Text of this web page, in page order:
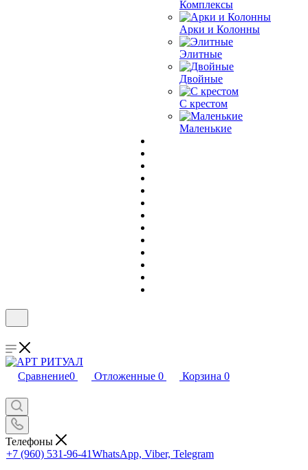
Комплексы
Арки и Колонны
Элитные
Двойные
С крестом
Маленькие
Сравнение0 Отложенные 0 Корзина 0
Телефоны
+7 (960) 531-96-41WhatsApp, Viber, Telegram